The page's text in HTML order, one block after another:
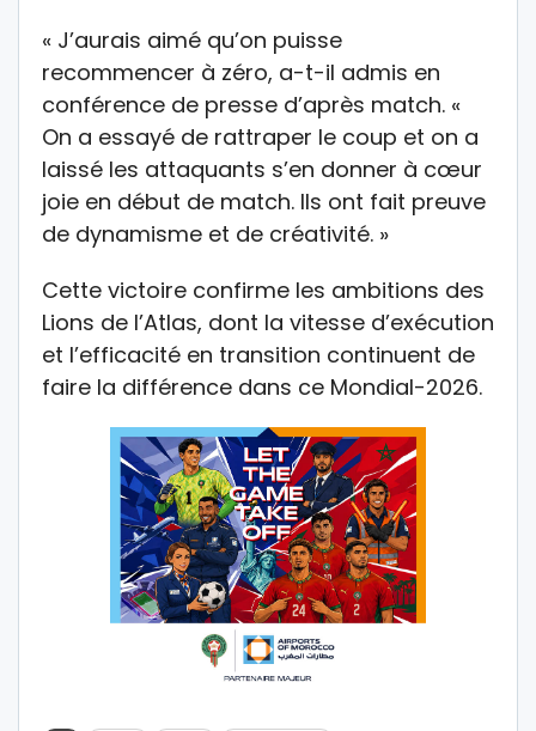
« J’aurais aimé qu’on puisse
recommencer à zéro, a-t-il admis en
conférence de presse d’après match. «
On a essayé de rattraper le coup et on a
laissé les attaquants s’en donner à cœur
joie en début de match. Ils ont fait preuve
de dynamisme et de créativité. »
Cette victoire confirme les ambitions des
Lions de l’Atlas, dont la vitesse d’exécution
et l’efficacité en transition continuent de
faire la différence dans ce Mondial-2026.